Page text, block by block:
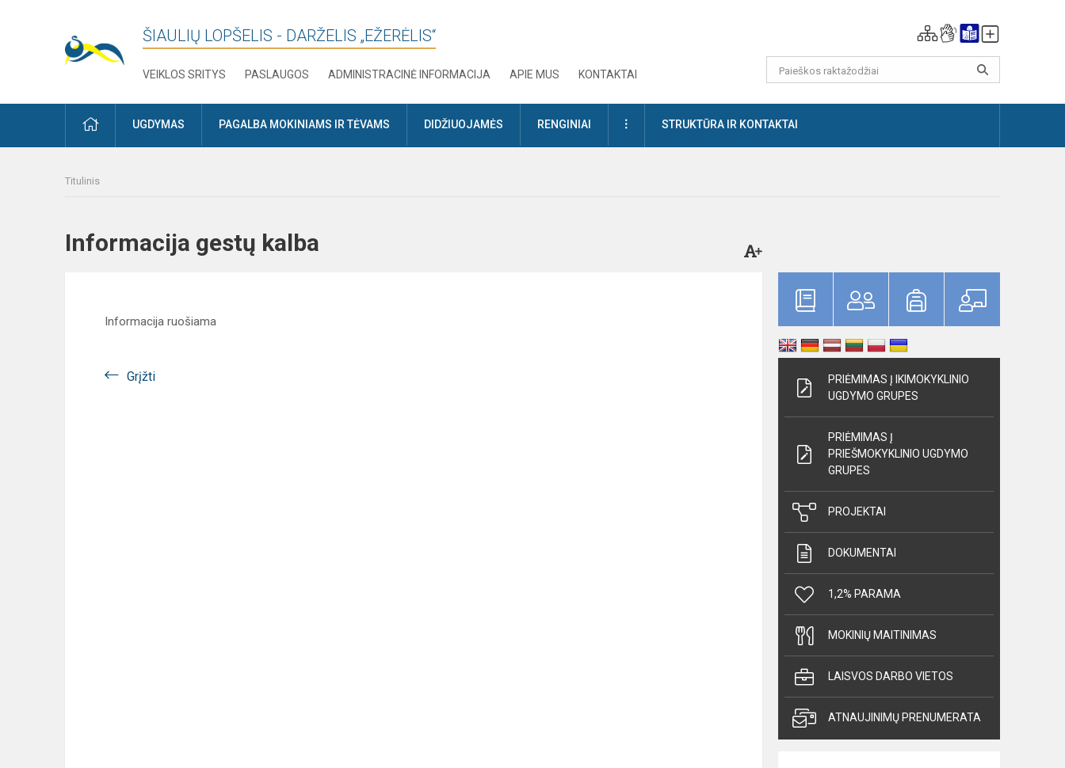
ŠIAULIŲ LOPŠELIS - DARŽELIS „EŽERĖLIS“
VEIKLOS SRITYS PASLAUGOS ADMINISTRACINĖ INFORMACIJA APIE MUS KONTAKTAI
PRADŽIAUGDYMAS PAGALBA MOKINIAMS IR TĖVAMS DIDŽIUOJAMĖS RENGINIAI DAUGIAUSTRUKTŪRA IR KONTAKTAI
Titulinis
Informacija gestų kalba
Informacija ruošiama
Grįžti
PRIĖMIMAS Į IKIMOKYKLINIO
UGDYMO GRUPES
PRIĖMIMAS Į
PRIEŠMOKYKLINIO UGDYMO
GRUPES
PROJEKTAI
DOKUMENTAI
1,2% PARAMA
MOKINIŲ MAITINIMAS
LAISVOS DARBO VIETOS
ATNAUJINIMŲ PRENUMERATA